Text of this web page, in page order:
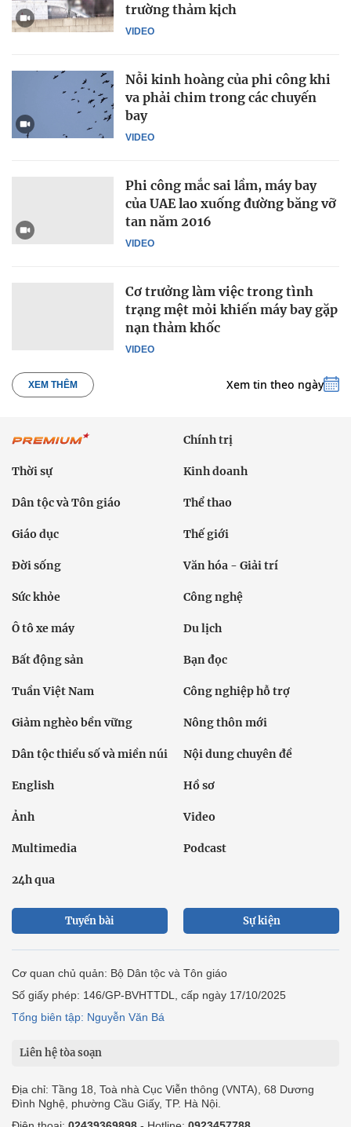
VIDEO
trường thảm kịch
VIDEO
Nỗi kinh hoàng của phi công khi
va phải chim trong các chuyến
bay
VIDEO
Phi công mắc sai lầm, máy bay
của UAE lao xuống đường băng vỡ
tan năm 2016
VIDEO
Cơ trưởng làm việc trong tình
trạng mệt mỏi khiến máy bay gặp
nạn thảm khốc
XEM THÊM Xem tin theo ngày
Chính trị
Thời sự Kinh doanh
Dân tộc và Tôn giáo Thể thao
Giáo dục Thế giới
Đời sống Văn hóa - Giải trí
Sức khỏe Công nghệ
Ô tô xe máy Du lịch
Bất động sản Bạn đọc
Tuần Việt Nam Công nghiệp hỗ trợ
Giảm nghèo bền vững Nông thôn mới
Dân tộc thiểu số và miền núi Nội dung chuyên đề
English Hồ sơ
Ảnh Video
Multimedia Podcast
24h qua
Tuyến bài Sự kiện
Cơ quan chủ quản: Bộ Dân tộc và Tôn giáo
Số giấy phép: 146/GP-BVHTTDL, cấp ngày 17/10/2025
Tổng biên tập: Nguyễn Văn Bá
Liên hệ tòa soạn
Địa chỉ: Tầng 18, Toà nhà Cục Viễn thông (VNTA), 68 Dương
Đình Nghệ, phường Cầu Giấy, TP. Hà Nội.